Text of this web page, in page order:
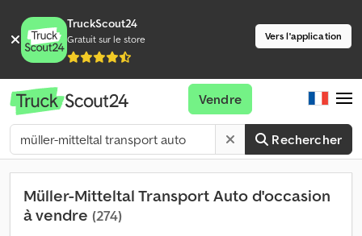
TruckScout24
Gratuit sur le store Vers l'application
Rechercher
Vendre
Müller-Mitteltal Transport Auto d'occasion
à vendre (274)